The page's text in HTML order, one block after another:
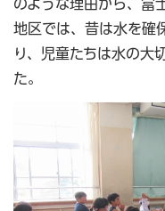
のような理由から、富
地区では、昔は水を確
り、児童たちは水の大
た。